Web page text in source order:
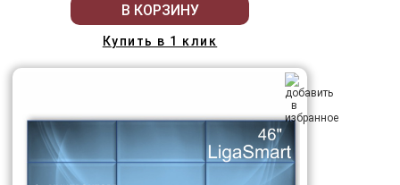
В КОРЗИНУ
Купить в 1 клик